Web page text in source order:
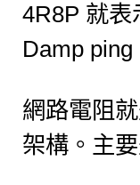
4R8P 就表
Damp ping
網路電阻
架構。主